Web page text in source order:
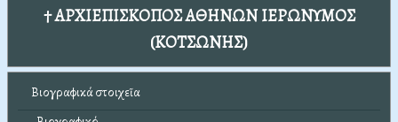
† ΑΡΧΙΕΠΙΣΚΟΠΟΣ ΑΘΗΝΩΝ ΙΕΡΩΝΥΜΟΣ
(ΚΟΤΣΩΝΗΣ)
Βιογραφικά στοιχεῖα